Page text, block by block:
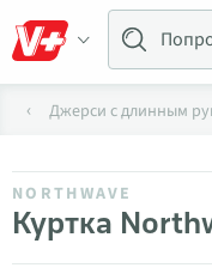
Джерси с длинным
NORTHWAVE
Куртка